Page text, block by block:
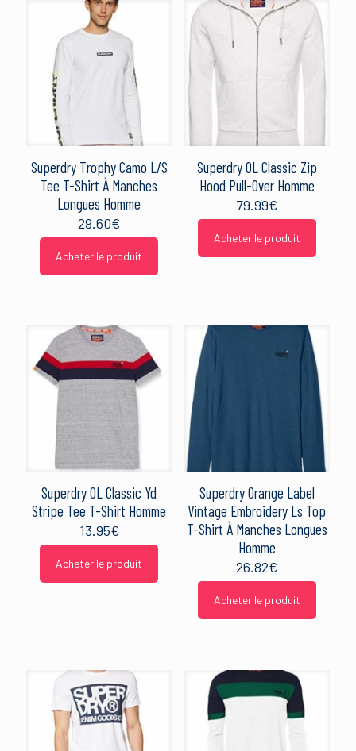
Superdry Trophy Camo L/S
Tee T-Shirt À Manches
Longues Homme
29.60€
Acheter le produit
Superdry OL Classic Zip
Hood Pull-Over Homme
79.99€
Acheter le produit
Superdry OL Classic Yd
Stripe Tee T-Shirt Homme
13.95€
Acheter le produit
Superdry Orange Label
Vintage Embroidery Ls Top
T-Shirt À Manches Longues
Homme
26.82€
Acheter le produit